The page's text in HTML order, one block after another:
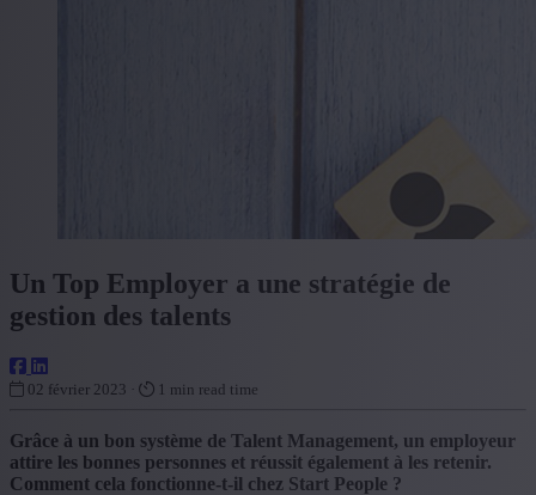
Un Top Employer a une stratégie de
gestion des talents
02 février 2023 · 1 min read time
Grâce à un bon système de Talent Management, un employeur
attire les bonnes personnes et réussit également à les retenir.
Comment cela fonctionne-t-il chez Start People ?